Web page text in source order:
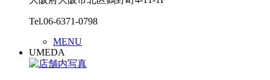
Tel.06-6371-0798
MENU
UMEDA